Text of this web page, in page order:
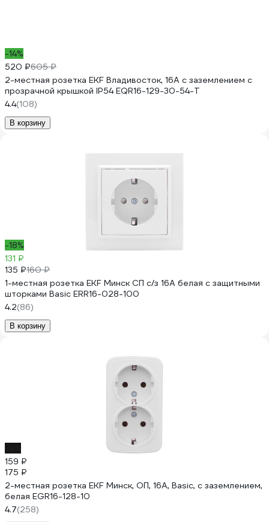
-14%
520 ₽605 ₽
2-местная розетка EKF Владивосток, 16А с заземлением с
прозрачной крышкой IP54 EQR16-129-30-54-T
4.4(108)
В корзину
-18%
131 ₽
135 ₽160 ₽
1-местная розетка EKF Минск СП с/з 16А белая с защитными
шторками Basic ERR16-028-100
4.2(86)
В корзину
159 ₽
175 ₽
2-местная розетка EKF Минск, ОП, 16А, Basic, с заземлением,
белая EGR16-128-10
4.7(258)